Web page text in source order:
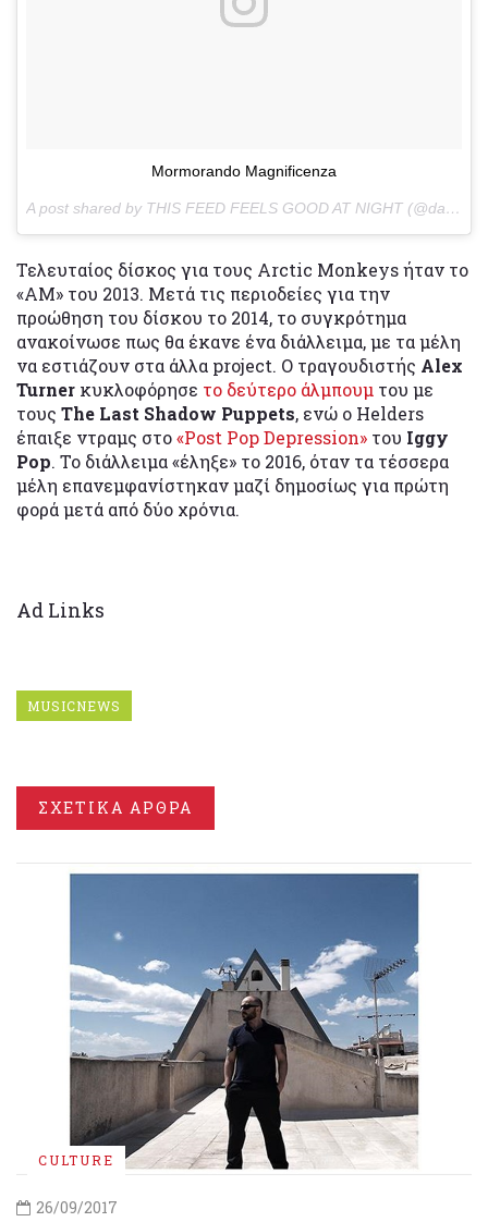
Mormorando Magnificenza
A post shared by THIS FEED FEELS GOOD AT NIGHT (@danielecavalli) on
Τελευταίος δίσκος για τους Arctic Monkeys ήταν το
«ΑΜ» του 2013. Μετά τις περιοδείες για την
προώθηση του δίσκου το 2014, το συγκρότημα
ανακοίνωσε πως θα έκανε ένα διάλλειμα, με τα μέλη
να εστιάζουν στα άλλα project. Ο τραγουδιστής Alex
Turner κυκλοφόρησε το δεύτερο άλμπουμ του με
τους The Last Shadow Puppets, ενώ ο Helders
έπαιξε ντραμς στο«Post Pop Depression» του Iggy
Pop. Το διάλλειμα «έληξε» το 2016, όταν τα τέσσερα
μέλη επανεμφανίστηκαν μαζί δημοσίως για πρώτη
φορά μετά από δύο χρόνια.
Ad Links
MUSICNEWS
ΣΧΕΤΙΚΑ ΑΡΘΡΑ
CULTURE
26/09/2017